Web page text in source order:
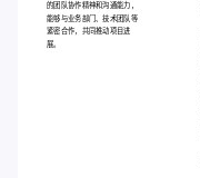
的团队协作精神和沟通能力，
能够与业务部门、技术团队等
紧密合作，共同推动项目进
展。